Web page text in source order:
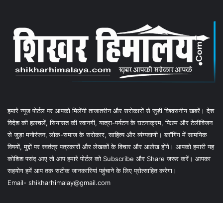
हमारे न्यूज पोर्टल पर आपको मिलेंगी ताजातरीन और सरोकारों से जुड़ी विश्वसनीय खबरें। देश
विदेश की हलचलें, सियासत की रवानगी, यात्रा-पर्यटन के घटनाक्रम, फिल्म और टेलीविजन
से जुड़ा मनोरंजन, लोक-समाज के सरोकार, साहित्य और व्यंग्यवाणी। ब्लॉगिंग में सामयिक
विषयों, मुद्दों पर स्वतंत्र पत्रकारों और लेखकों के विचार और आलेख होंगे। आपको हमारी यह
कोशिश पसंद आए तो आप हमारे पोर्टल को Subscribe और Share जरूर करें। आपका
सहयोग हमें आप तक सटीक जानकारियां पहुंचाने के लिए प्रोत्साहित करेगा।
Email- shikharhimalay@gmail.com